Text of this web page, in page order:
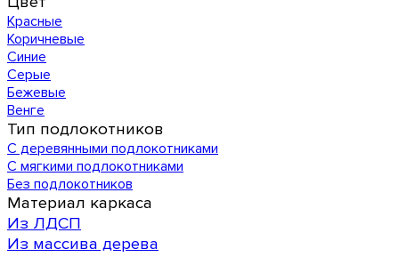
Красные
Коричневые
Синие
Серые
Бежевые
Венге
Тип подлокотников
С деревянными подлокотниками
С мягкими подлокотниками
Без подлокотников
Материал каркаса
Из ЛДСП
Из массива дерева